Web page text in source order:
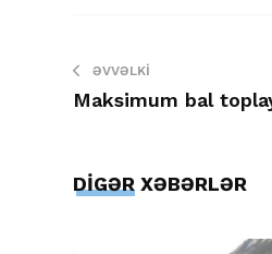
ƏVVƏLKI
Maksimum bal
DİGƏR XƏBƏRLƏR